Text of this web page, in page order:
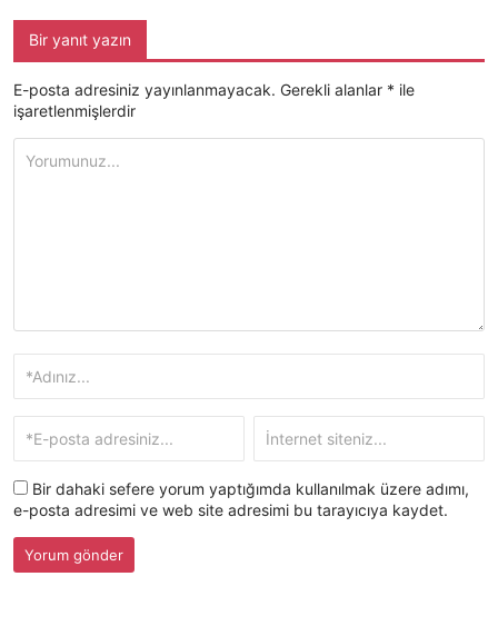
Bir yanıt yazın
E-posta adresiniz yayınlanmayacak. Gerekli alanlar * ile
işaretlenmişlerdir
Bir dahaki sefere yorum yaptığımda kullanılmak üzere adımı,
e-posta adresimi ve web site adresimi bu tarayıcıya kaydet.